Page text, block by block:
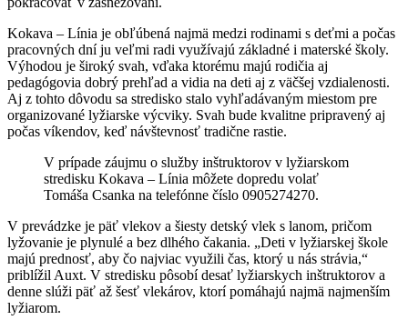
Kokava – Línia je obľúbená najmä medzi rodinami s deťmi a počas
pracovných dní ju veľmi radi využívajú základné i materské školy.
Výhodou je široký svah, vďaka ktorému majú rodičia aj
pedagógovia dobrý prehľad a vidia na deti aj z väčšej vzdialenosti.
Aj z tohto dôvodu sa stredisko stalo vyhľadávaným miestom pre
organizované lyžiarske výcviky. Svah bude kvalitne pripravený aj
počas víkendov, keď návštevnosť tradične rastie.
V prípade záujmu o služby inštruktorov v lyžiarskom
stredisku Kokava – Línia môžete dopredu volať
Tomáša Csanka na telefónne číslo 0905274270.
V prevádzke je päť vlekov a šiesty detský vlek s lanom, pričom
lyžovanie je plynulé a bez dlhého čakania. „Deti v lyžiarskej škole
majú prednosť, aby čo najviac využili čas, ktorý u nás strávia,“
priblížil Auxt. V stredisku pôsobí desať lyžiarskych inštruktorov a
denne slúži päť až šesť vlekárov, ktorí pomáhajú najmä najmenším
lyžiarom.